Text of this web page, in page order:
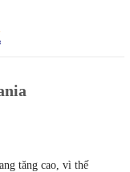
tăng cao, vì thế